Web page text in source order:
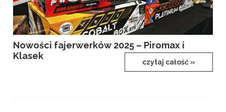
Nowości fajerwerków 2025 – Piromax i
Klasek
czytaj całość »